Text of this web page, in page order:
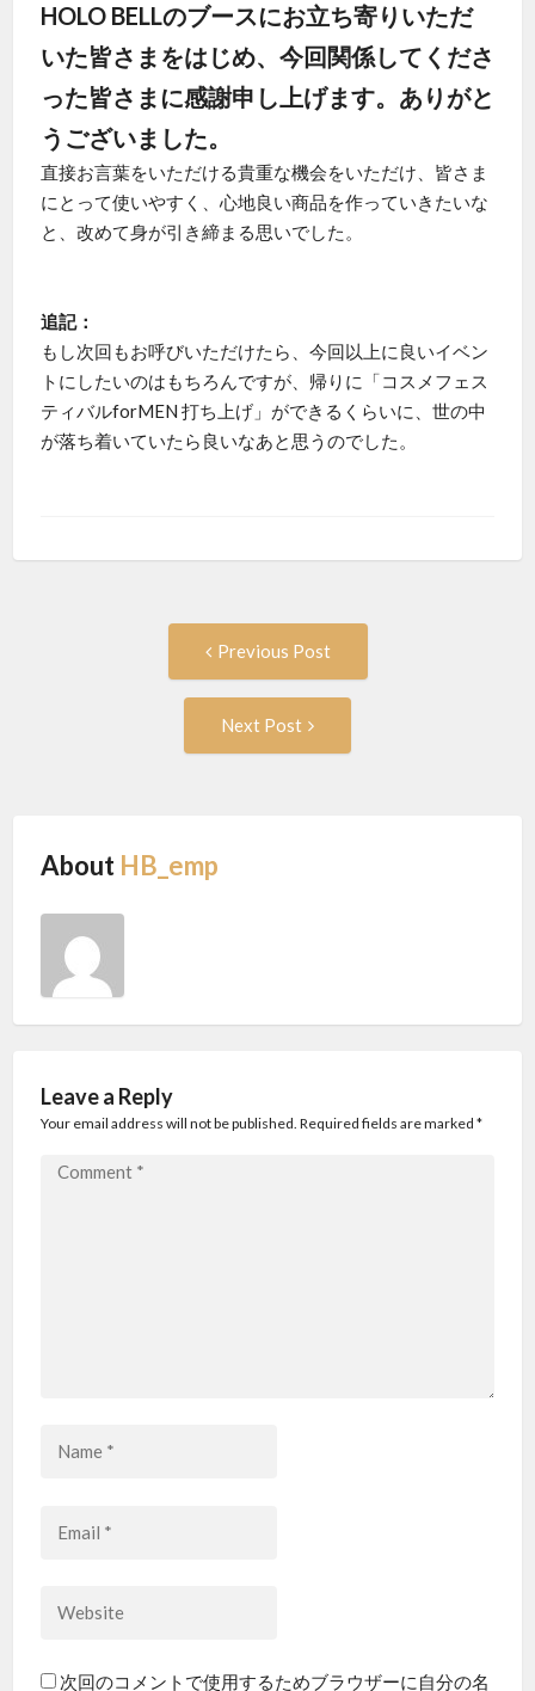
HOLO BELLのブースにお立ち寄りいただ
いた皆さまをはじめ、今回関係してくださ
った皆さまに感謝申し上げます。ありがと
うございました。
直接お言葉をいただける貴重な機会をいただけ、皆さま
にとって使いやすく、心地良い商品を作っていきたいな
と、改めて身が引き締まる思いでした。
追記：
もし次回もお呼びいただけたら、今回以上に良いイベン
トにしたいのはもちろんですが、帰りに「コスメフェス
ティバルforMEN 打ち上げ」ができるくらいに、世の中
が落ち着いていたら良いなあと思うのでした。
navigation
Previous Post
Next Post
About HB_emp
Leave a Reply
Your email address will not be published. Required fields are marked *
次回のコメントで使用するためブラウザーに自分の名